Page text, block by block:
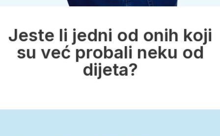
Jeste li jedni od onih koji
su već probali neku od
dijeta?